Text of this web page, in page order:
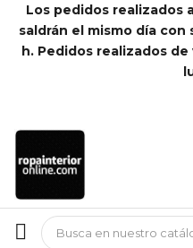
Los pedidos realizados
saldrán el mismo día
h. Pedidos realizados